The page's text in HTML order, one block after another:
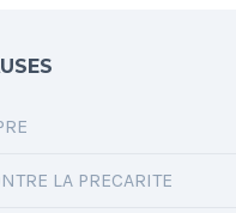
LA PRECARITE